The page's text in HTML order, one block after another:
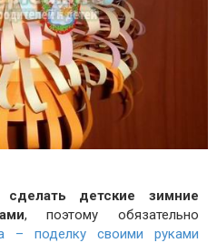
сделать детские зимние
, поэтому обязательно
– поделку своими руками